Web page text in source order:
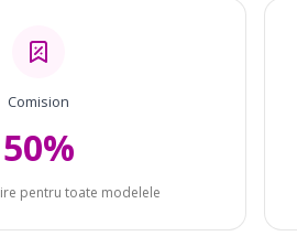
Comision
50%
pentru toate modelele